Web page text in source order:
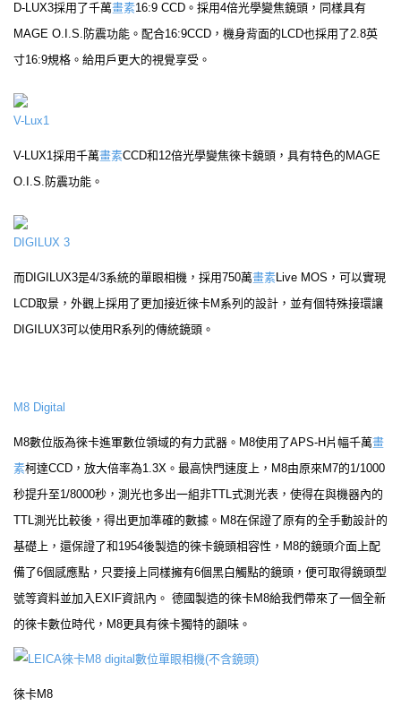
D-LUX3採用了千萬畫素16:9 CCD。採用4倍光學變焦鏡頭，同樣具有
MAGE O.I.S.防震功能。配合16:9CCD，機身背面的LCD也採用了2.8英
寸16:9規格。給用戶更大的視覺享受。
V-Lux1
V-LUX1採用千萬畫素CCD和12倍光學變焦徠卡鏡頭，具有特色的MAGE
O.I.S.防震功能。
DIGILUX 3
而DIGILUX3是4/3系統的單眼相機，採用750萬畫素Live MOS，可以實現
LCD取景，外觀上採用了更加接近徠卡M系列的設計，並有個特殊接環讓
DIGILUX3可以使用R系列的傳統鏡頭。
M8 Digital
M8數位版為徠卡進軍數位領域的有力武器。M8使用了APS-H片幅千萬畫
素柯達CCD，放大倍率為1.3X。最高快門速度上，M8由原來M7的1/1000
秒提升至1/8000秒，測光也多出一組非TTL式測光表，使得在與機器內的
TTL測光比較後，得出更加準確的數據。M8在保證了原有的全手動設計的
基礎上，還保證了和1954後製造的徠卡鏡頭相容性，M8的鏡頭介面上配
備了6個感應點，只要接上同樣擁有6個黑白觸點的鏡頭，便可取得鏡頭型
號等資料並加入EXIF資訊內。 德國製造的徠卡M8給我們帶來了一個全新
的徠卡數位時代，M8更具有徠卡獨特的韻味。
徠卡M8